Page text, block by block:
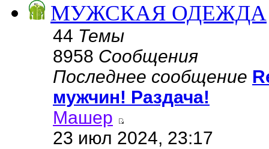
МУЖСКАЯ ОДЕЖДА
44 Темы
8958 Сообщения
Последнее сообщение
мужчин! Раздача!
Машер
23 июл 2024, 23:17